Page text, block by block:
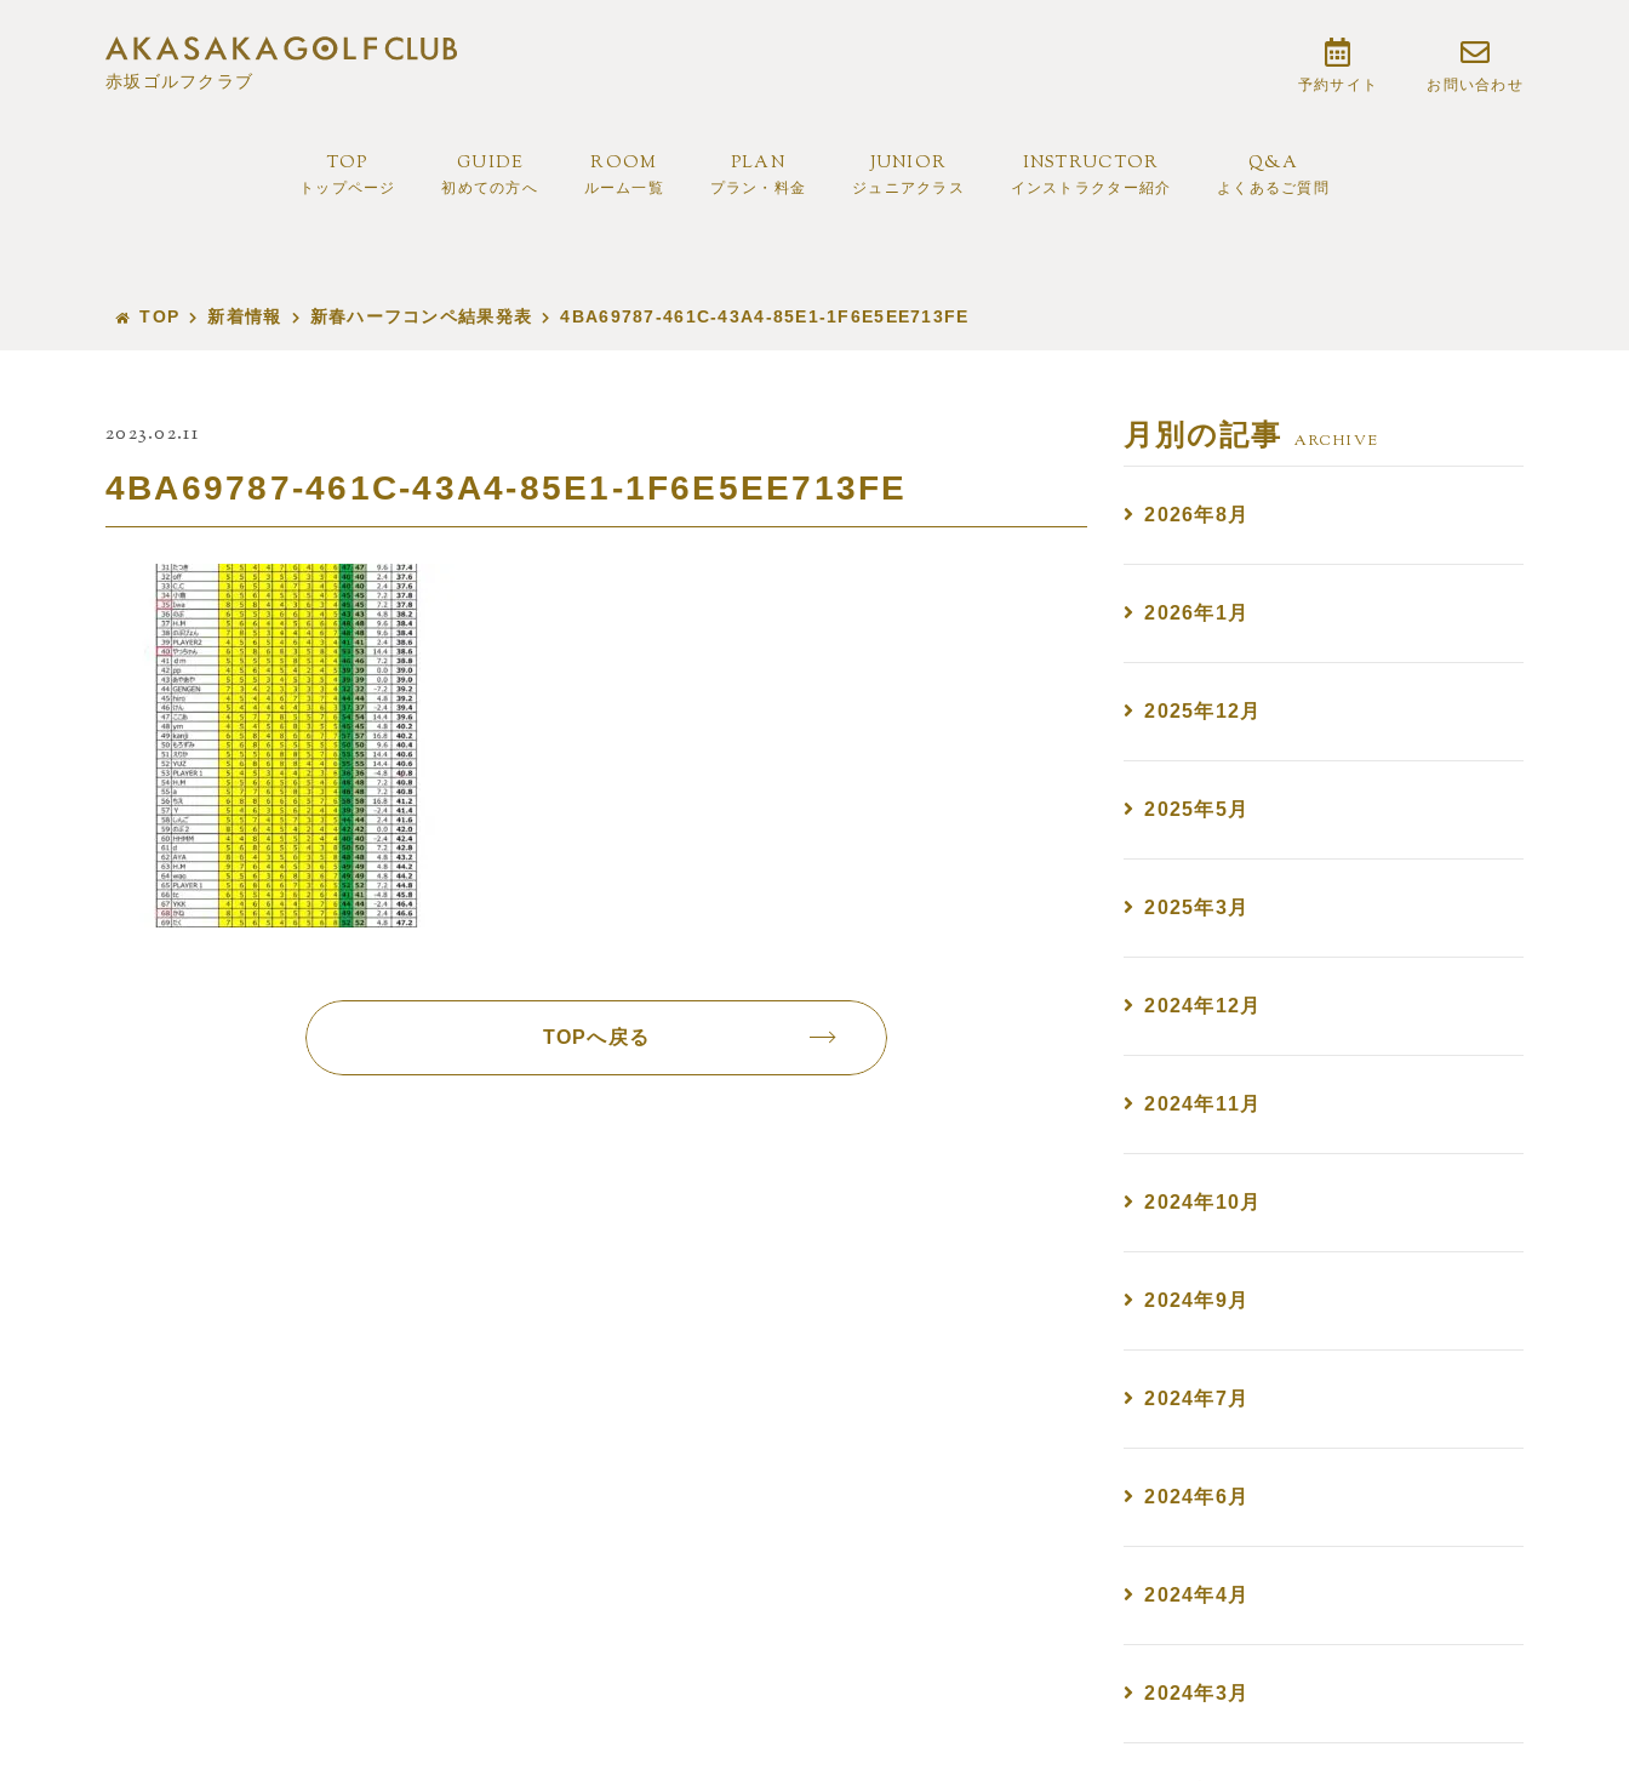
赤坂ゴルフクラブ 予約サイト お問い合わせ
TOP
トップページ
GUIDE
初めての方へ
ROOM
ルーム一覧
PLAN
プラン・料金
JUNIOR
ジュニアクラス
INSTRUCTOR
インストラクター紹介
Q&A
よくあるご質問
TOP 新着情報 新春ハーフコンペ結果発表 4BA69787-461C-43A4-85E1-1F6E5EE713FE
2023.02.11
4BA69787-461C-43A4-85E1-1F6E5EE713FE
TOPへ戻る
月別の記事 ARCHIVE
2026年8月
2026年1月
2025年12月
2025年5月
2025年3月
2024年12月
2024年11月
2024年10月
2024年9月
2024年7月
2024年6月
2024年4月
2024年3月